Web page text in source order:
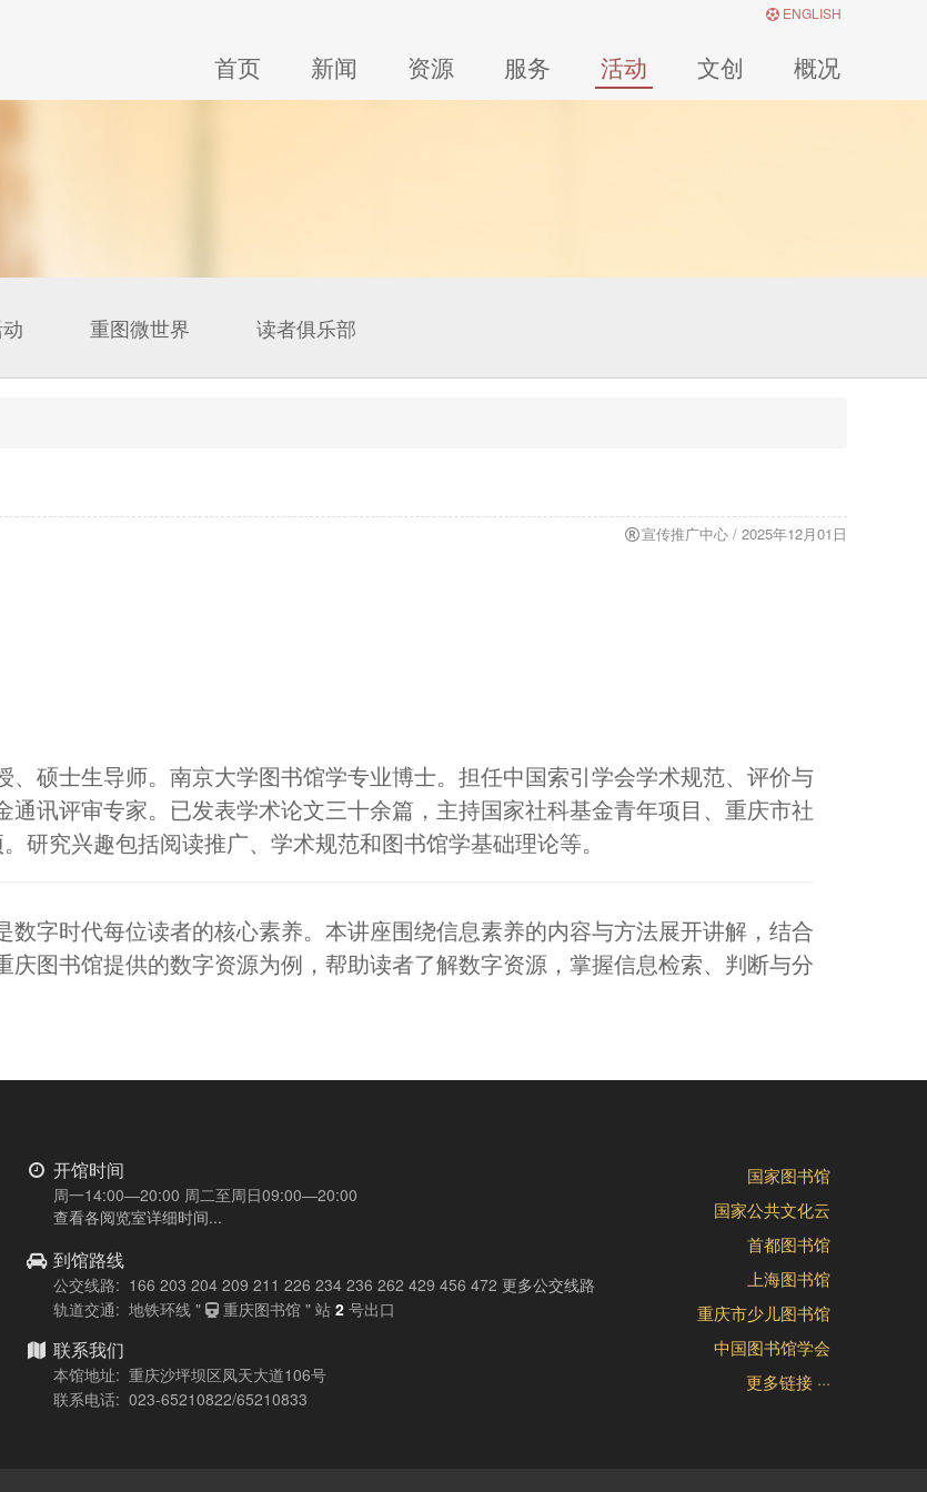
ENGLISH
首页 新闻 资源 服务 活动 文创 概况
重图微世界 读者俱乐部
宣传推广中心 / 2025年12月01日
、硕士生导师。南京大学图书馆学专业博士。担任中国索引学会学术规范、评价与
讯评审专家。已发表学术论文三十余篇，主持国家社科基金青年项目、重庆市社
研究兴趣包括阅读推广、学术规范和图书馆学基础理论等。
字时代每位读者的核心素养。本讲座围绕信息素养的内容与方法展开讲解，结合
图书馆提供的数字资源为例，帮助读者了解数字资源，掌握信息检索、判断与分
开馆时间
周一14:00—20:00 周二至周日09:00—20:00
查看各阅览室详细时间...
到馆路线
公交线路: 166 203 204 209 211 226 234 236 262 429 456 472 更多公交线路
轨道交通: 地铁环线 "
重庆图书馆 " 站 2 号出口
联系我们
本馆地址: 重庆沙坪坝区凤天大道106号
联系电话: 023-65210822/65210833
国家图书馆
国家公共文化云
首都图书馆
上海图书馆
重庆市少儿图书馆
中国图书馆学会
更多链接 ···